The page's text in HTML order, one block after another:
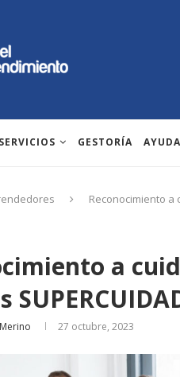
SERVICIOS GESTORÍA
Reconocimiento a
a
27 octubre, 2023